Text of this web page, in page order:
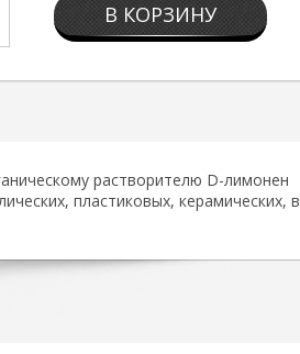
В КОРЗИНУ
растворителю D-лимонен
пластиковых, керамических, в